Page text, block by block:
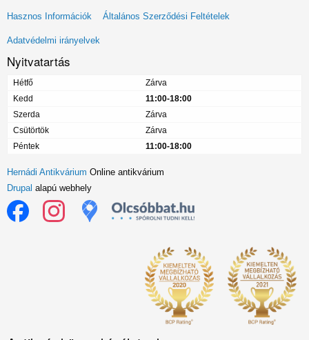
Lábléc
menü
Hasznos Információk Általános Szerződési Feltételek
Adatvédelmi irányelvek
Nyitvatartás
Hétfő
Zárva
Kedd
11:00-18:00
Szerda
Zárva
Csütörtök
Zárva
Péntek
11:00-18:00
Hernádi Antikvárium Online antikvárium
Drupal alapú webhely